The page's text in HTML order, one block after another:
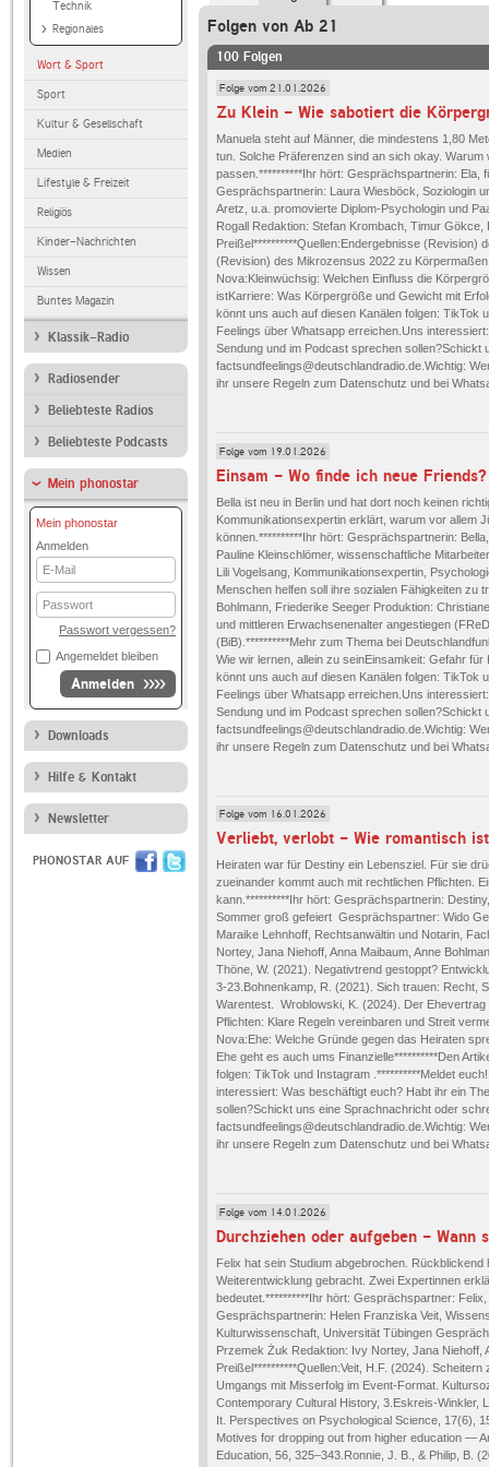
Technik
Regionales
Wort & Sport
Sport
Kultur & Gesellschaft
Medien
Lifestyle & Freizeit
Religiös
Kinder-Nachrichten
Wissen
Buntes Magazin
Klassik-Radio
Radiosender
Beliebteste Radios
Beliebteste Podcasts
Mein phonostar
Mein phonostar
Anmelden
E-
Mail
Passwort
Passwort vergessen?
Angemeldet bleiben
Anmelden
Downloads
Hilfe & Kontakt
Newsletter
PHONOSTAR AUF
Folgen von Ab 21
100 Folgen
Folge vom 21.01.2026
Manuela steht auf Männer, die mindestens 1,80
tun. Solche Präferenzen sind an sich okay.
passen.**********Ihr hört: Gesprächspartnerin: Ela,
Gesprächspartnerin: Laura Wiesböck, Soziologin
Aretz, u.a. promovierte Diplom-Psychologin und
Rogall Redaktion: Stefan Krombach, Timur
Preißel**********Quellen:Endergebnisse
(Revision) des Mikrozensus 2022 zu
Nova:Kleinwüchsig: Welchen Einfluss die
istKarriere: Was Körpergröße und Gewicht mit
könnt uns auch auf diesen Kanälen folgen: TikTok
Feelings über Whatsapp erreichen.Uns
Sendung und im Podcast sprechen
factsundfeelings@deutschlandradio.de.Wichtig:
ihr unsere Regeln zum Datenschutz und bei
Folge vom 19.01.2026
Einsam - Wo finde ich neue Friends?
Bella ist neu in Berlin und hat dort noch keinen
Kommunikationsexpertin erklärt, warum vor allem
können.**********Ihr hört: Gesprächspartnerin:
Pauline Kleinschlömer, wissenschaftliche
Lili Vogelsang, Kommunikationsexpertin,
Menschen helfen soll ihre sozialen Fähigkeiten zu
Bohlmann, Friederike Seeger Produktion:
und mittleren Erwachsenenalter angestiegen
(BiB).**********Mehr zum Thema bei
Wie wir lernen, allein zu seinEinsamkeit: Gefahr
könnt uns auch auf diesen Kanälen folgen: TikTok
Feelings über Whatsapp erreichen.Uns
Sendung und im Podcast sprechen
factsundfeelings@deutschlandradio.de.Wichtig:
ihr unsere Regeln zum Datenschutz und bei
Folge vom 16.01.2026
Verliebt, verlobt - Wie romantisch
Heiraten war für Destiny ein Lebensziel. Für sie
zueinander kommt auch mit rechtlichen Pflichten.
kann.**********Ihr hört: Gesprächspartnerin:
Sommer groß gefeiert Gesprächspartner: Wido
Maraike Lehnhoff, Rechtsanwältin und Notarin,
Nortey, Jana Niehoff, Anna Maibaum, Anne
Thöne, W. (2021). Negativtrend gestoppt?
3-23.Bohnenkamp, R. (2021). Sich trauen: Recht,
Warentest. Wroblowski, K. (2024). Der
Pflichten: Klare Regeln vereinbaren und Streit
Nova:Ehe: Welche Gründe gegen das Heiraten
Ehe geht es auch ums Finanzielle**********Den
folgen: TikTok und Instagram .**********Meldet
interessiert: Was beschäftigt euch? Habt ihr ein
sollen?Schickt uns eine Sprachnachricht oder
factsundfeelings@deutschlandradio.de.Wichtig:
ihr unsere Regeln zum Datenschutz und bei
Folge vom 14.01.2026
Felix hat sein Studium abgebrochen.
Weiterentwicklung gebracht. Zwei Expertinnen
bedeutet.**********Ihr hört: Gesprächspartner:
Gesprächspartnerin: Helen Franziska Veit,
Kulturwissenschaft, Universität Tübingen
Przemek Żuk Redaktion: Ivy Nortey, Jana Niehoff,
Preißel**********Quellen:Veit, H.F. (2024).
Umgangs mit Misserfolg im Event-Format.
Contemporary Cultural History, 3.Eskreis-Winkler,
It. Perspectives on Psychological Science, 17(6),
Motives for dropping out from higher education —
Education, 56, 325–343.Ronnie, J. B., & Philip, B.